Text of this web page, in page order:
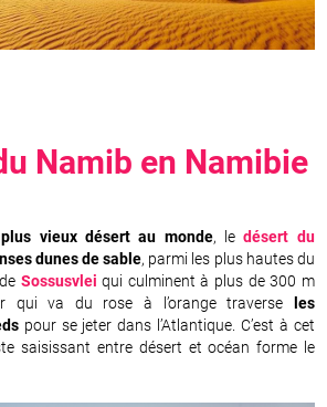
Namib en Namibie
vieux désert au monde, ledésert du
dunes de sable, parmi les plus hautes du
Sossusvlei qui culminent à plus de 300 m
qui va du rose à l’orange traverse
les
pour se jeter dans l’Atlantique. C’est à cet
saisissant entre désert et océan forme le